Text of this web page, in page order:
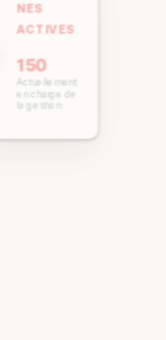
NES
ACTIVES
150
Actuellement
en charge de
la gestion